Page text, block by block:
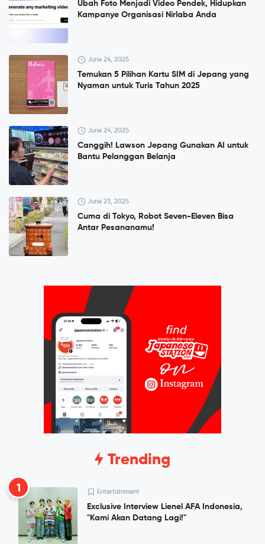
Ubah Foto Menjadi Video Pendek, Hidupkan
Kampanye Organisasi Nirlaba Anda
June 24, 2025
Temukan 5 Pilihan Kartu SIM di Jepang yang
Nyaman untuk Turis Tahun 2025
June 24, 2025
Canggih! Lawson Jepang Gunakan AI untuk
Bantu Pelanggan Belanja
June 23, 2025
Cuma di Tokyo, Robot Seven-Eleven Bisa
Antar Pesananamu!
Trending
1 Entertainment
Exclusive Interview Lienel AFA Indonesia,
"Kami Akan Datang Lagi!"